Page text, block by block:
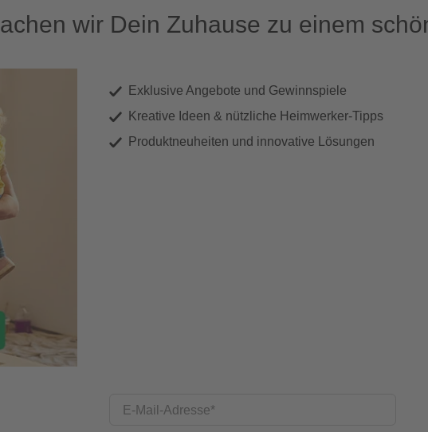
wir Dein Zuhause zu einem
Exklusive Angebote und Gewinnspiele
Kreative Ideen & nützliche Heimwerker-Tipps
Produktneuheiten und innovative Lösungen
E-Mail-Adresse